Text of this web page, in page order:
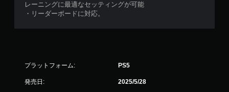
レーニングに最適なセッティングが可能
・リーダーボードに対応。
プラットフォーム: PS5
発売日: 2025/5/28